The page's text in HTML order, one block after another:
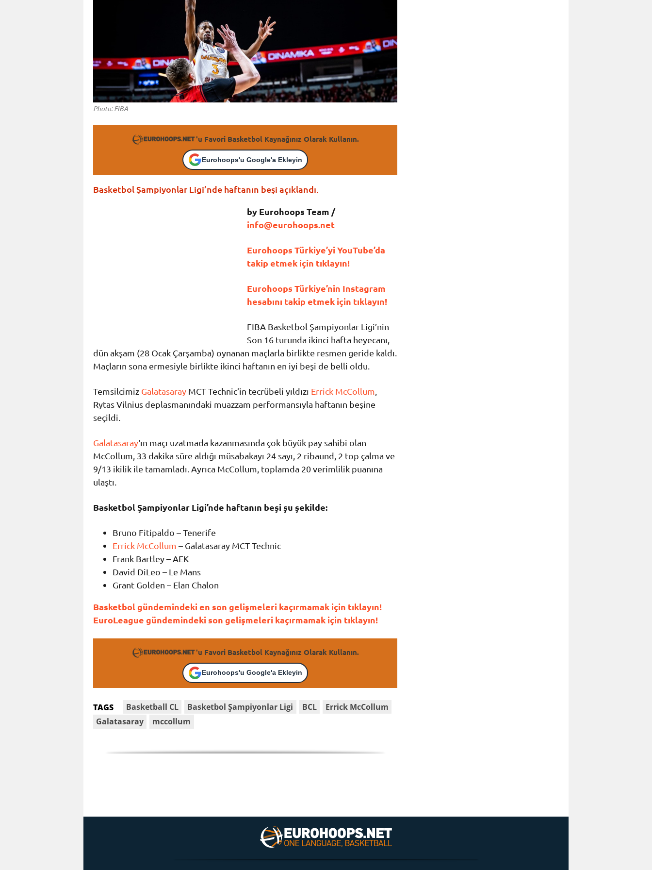
Photo: FIBA
'u Favori Basketbol Kaynağınız Olarak Kullanın.
Eurohoops'u Google'a Ekleyin
Basketbol Şampiyonlar Ligi’nde haftanın beşi açıklandı.
by Eurohoops Team /
info@eurohoops.net
Eurohoops Türkiye’yi YouTube’da
takip etmek için tıklayın!
Eurohoops Türkiye’nin Instagram
hesabını takip etmek için tıklayın!
FIBA Basketbol Şampiyonlar Ligi’nin
Son 16 turunda ikinci hafta heyecanı,
dün akşam (28 Ocak Çarşamba) oynanan maçlarla birlikte resmen geride kaldı.
Maçların sona ermesiyle birlikte ikinci haftanın en iyi beşi de belli oldu.
Temsilcimiz Galatasaray MCT Technic’in tecrübeli yıldızı Errick McCollum
Rytas Vilnius deplasmanındaki muazzam performansıyla haftanın beşine
seçildi.
Galatasaray‘ın maçı uzatmada kazanmasında çok büyük pay sahibi olan
McCollum, 33 dakika süre aldığı müsabakayı 24 sayı, 2 ribaund, 2 top çalma ve
9/13 ikilik ile tamamladı. Ayrıca McCollum, toplamda 20 verimlilik puanına
ulaştı.
Basketbol Şampiyonlar Ligi’nde haftanın beşi şu şekilde:
Bruno Fitipaldo – Tenerife
Errick McCollum – Galatasaray MCT Technic
Frank Bartley – AEK
David DiLeo – Le Mans
Grant Golden – Elan Chalon
Basketbol gündemindeki en son gelişmeleri kaçırmamak için tıklayın!
EuroLeague gündemindeki son gelişmeleri kaçırmamak için tıklayın!
'u Favori Basketbol Kaynağınız Olarak Kullanın.
Eurohoops'u Google'a Ekleyin
TAGS Basketball CL Basketbol Şampiyonlar Ligi BCL
Errick McCollum
Galatasaray
mccollum